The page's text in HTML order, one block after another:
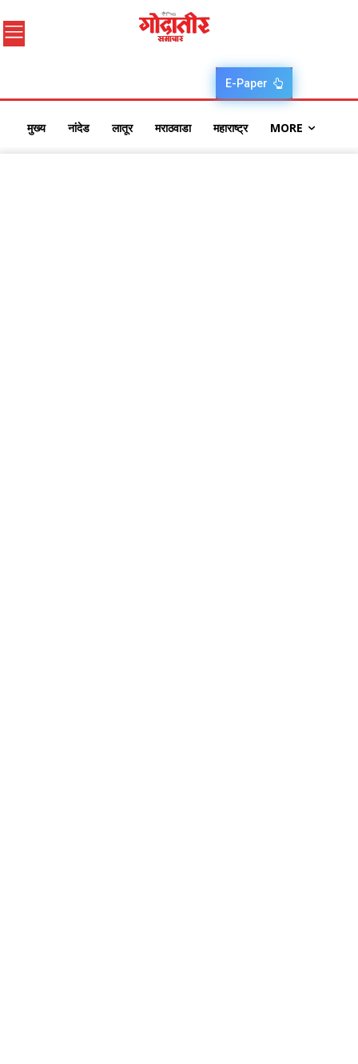
E-Paper
मुख्य नांदेड लातूर मराठवाडा महाराष्ट्र MORE